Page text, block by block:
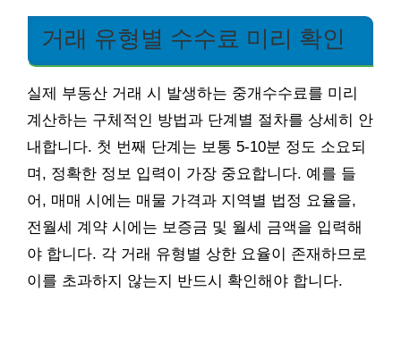
거래 유형별 수수료 미리 확인
실제 부동산 거래 시 발생하는 중개수수료를 미리
계산하는 구체적인 방법과 단계별 절차를 상세히 안
내합니다. 첫 번째 단계는 보통 5-10분 정도 소요되
며, 정확한 정보 입력이 가장 중요합니다. 예를 들
어, 매매 시에는 매물 가격과 지역별 법정 요율을,
전월세 계약 시에는 보증금 및 월세 금액을 입력해
야 합니다. 각 거래 유형별 상한 요율이 존재하므로
이를 초과하지 않는지 반드시 확인해야 합니다.